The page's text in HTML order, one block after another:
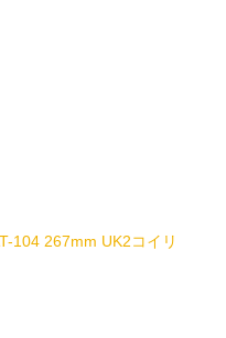
104 267mm UK2コイリ